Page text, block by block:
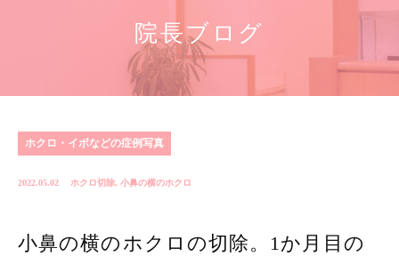
院長ブログ
ホクロ・イボなどの症例写真
2022.05.02 ホクロ切除, 小鼻の横のホクロ
小鼻の横のホクロの切除。1か月目の